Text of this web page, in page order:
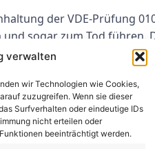
verwalten
wir Technologien wie Cookies,
zuzugreifen. Wenn sie dieser
Surfverhalten oder eindeutige IDs
nicht erteilen oder
beeinträchtigt werden.
der VDE-Prüfung
sogar zum Tod führen.
0100 Teil 600 zu
Teil 600